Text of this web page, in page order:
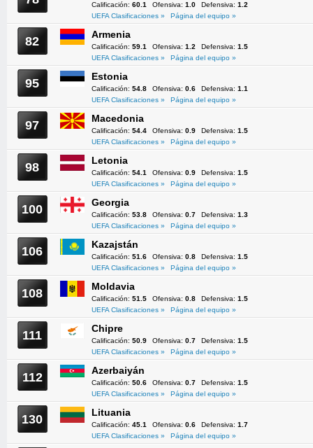
Calificación: 60.1 Ofensiva: 1.0 Defensiva: 1.2
UEFA Clasificaciones »
Página del equipo »
82 Armenia
Calificación: 59.1 Ofensiva: 1.2 Defensiva: 1.5
UEFA Clasificaciones »
Página del equipo »
95 Estonia
Calificación: 54.8 Ofensiva: 0.6 Defensiva: 1.1
UEFA Clasificaciones »
Página del equipo »
97 Macedonia
Calificación: 54.4 Ofensiva: 0.9 Defensiva: 1.5
UEFA Clasificaciones »
Página del equipo »
98 Letonia
Calificación: 54.1 Ofensiva: 0.9 Defensiva: 1.5
UEFA Clasificaciones »
Página del equipo »
100 Georgia
Calificación: 53.8 Ofensiva: 0.7 Defensiva: 1.3
UEFA Clasificaciones »
Página del equipo »
106 Kazajstán
Calificación: 51.6 Ofensiva: 0.8 Defensiva: 1.5
UEFA Clasificaciones »
Página del equipo »
108 Moldavia
Calificación: 51.5 Ofensiva: 0.8 Defensiva: 1.5
UEFA Clasificaciones »
Página del equipo »
111 Chipre
Calificación: 50.9 Ofensiva: 0.7 Defensiva: 1.5
UEFA Clasificaciones »
Página del equipo »
112 Azerbaiyán
Calificación: 50.6 Ofensiva: 0.7 Defensiva: 1.5
UEFA Clasificaciones »
Página del equipo »
130 Lituania
Calificación: 45.1 Ofensiva: 0.6 Defensiva: 1.7
UEFA Clasificaciones »
Página del equipo »